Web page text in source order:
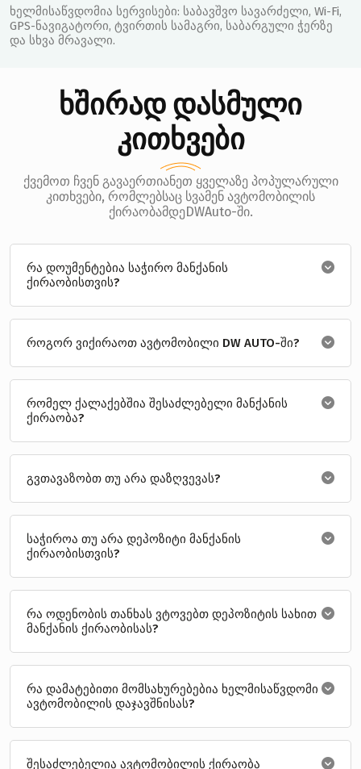
ხელმისაწვდომია სერვისები: საბავშვო სავარძელი, Wi-Fi,
GPS-ნავიგატორი, ტვირთის სამაგრი, საბარგული ჭერზე
და სხვა მრავალი.
ხშირად დასმული
კითხვები
ქვემოთ ჩვენ გავაერთიანეთ ყველაზე პოპულარული
კითხვები, რომლებსაც სვამენ ავტომობილის
ქირაობამდეDWAuto-ში.
რა დოუმენტებია საჭირო მანქანის
ქირაობისთვის?
როგორ ვიქირაოთ ავტომობილი DW AUTO-ში?
რომელ ქალაქებშია შესაძლებელი მანქანის
ქირაობა?
გვთავაზობთ თუ არა დაზღვევას?
საჭიროა თუ არა დეპოზიტი მანქანის
ქირაობისთვის?
რა ოდენობის თანხას ვტოვებთ დეპოზიტის სახით
მანქანის ქირაობისას?
რა დამატებითი მომსახურებებია ხელმისაწვდომი
ავტომობილის დაჯავშნისას?
შესაძლებელია ავტომობილის ქირაობა